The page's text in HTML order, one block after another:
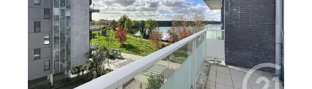
Appartement T4 à vendre
278 000 €
BORDEAUX LAC - AVENUE MARCEL DASSAULT